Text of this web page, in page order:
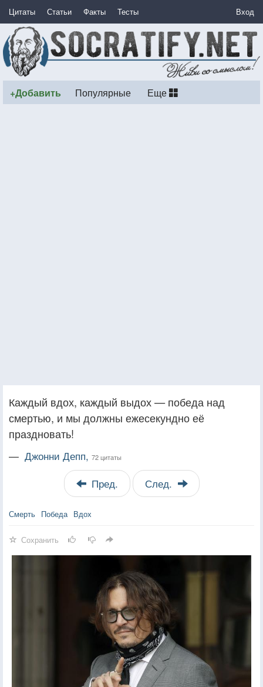
Цитаты Статьи Факты Тесты Вход
+Добавить Популярные Еще
Каждый вдох, каждый выдох — победа над
смертью, и мы должны ежесекундно её
праздновать!
— Джонни Депп, 72 цитаты
Пред. След.
Смерть Победа Вдох
Сохранить